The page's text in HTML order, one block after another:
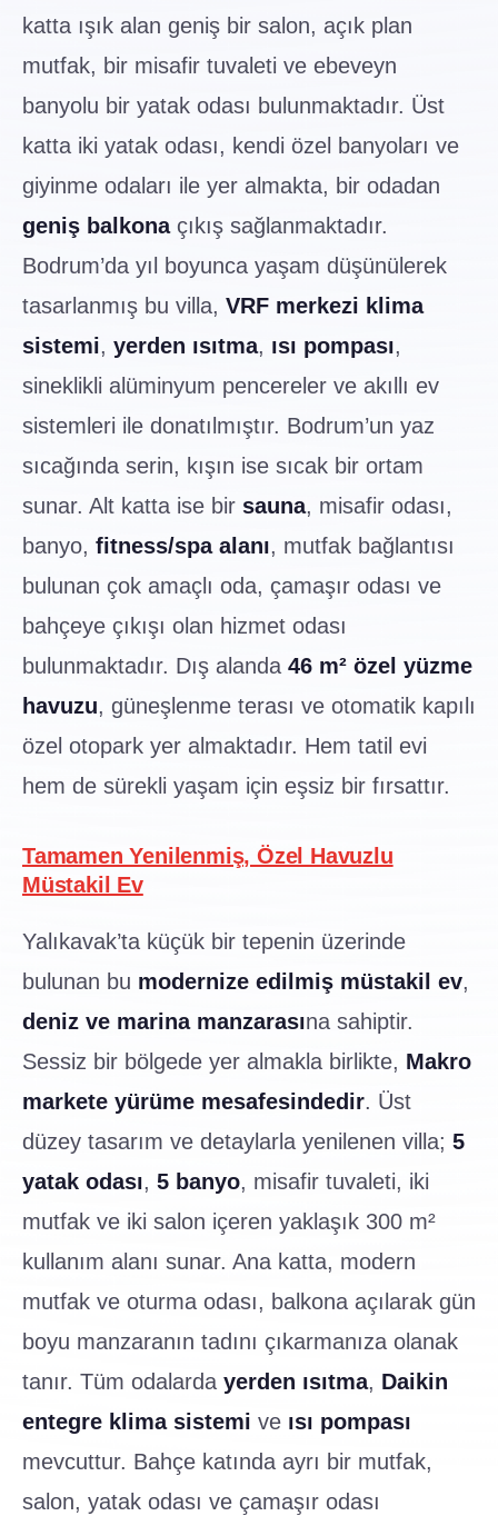
katta ışık alan geniş bir salon, açık plan
mutfak, bir misafir tuvaleti ve ebeveyn
banyolu bir yatak odası bulunmaktadır. Üst
katta iki yatak odası, kendi özel banyoları ve
giyinme odaları ile yer almakta, bir odadan
geniş balkonaçıkış sağlanmaktadır.
Bodrum’da yıl boyunca yaşam düşünülerek
tasarlanmış bu villa, VRF merkezi klima
sistemi, yerden ısıtma, ısı pompası,
sineklikli alüminyum pencereler ve akıllı ev
sistemleri ile donatılmıştır. Bodrum’un yaz
sıcağında serin, kışın ise sıcak bir ortam
sunar. Alt katta ise bir sauna, misafir odası,
banyo, fitness/spa alanı, mutfak bağlantısı
bulunan çok amaçlı oda, çamaşır odası ve
bahçeye çıkışı olan hizmet odası
bulunmaktadır. Dış alanda 46 m² özel yüzme
havuzu, güneşlenme terası ve otomatik kapılı
özel otopark yer almaktadır. Hem tatil evi
hem de sürekli yaşam için eşsiz bir fırsattır.
Tamamen Yenilenmiş, Özel Havuzlu
Müstakil Ev
Yalıkavak’ta küçük bir tepenin üzerinde
bulunan bu modernize edilmiş müstakil ev,
deniz ve marina manzarasına sahiptir.
Sessiz bir bölgede yer almakla birlikte, Makro
markete yürüme mesafesindedir. Üst
düzey tasarım ve detaylarla yenilenen villa; 5
yatak odası, 5 banyo, misafir tuvaleti, iki
mutfak ve iki salon içeren yaklaşık 300 m²
kullanım alanı sunar. Ana katta, modern
mutfak ve oturma odası, balkona açılarak gün
boyu manzaranın tadını çıkarmanıza olanak
tanır. Tüm odalarda yerden ısıtma, Daikin
entegre klima sistemi ve ısı pompası
mevcuttur. Bahçe katında ayrı bir mutfak,
salon, yatak odası ve çamaşır odası